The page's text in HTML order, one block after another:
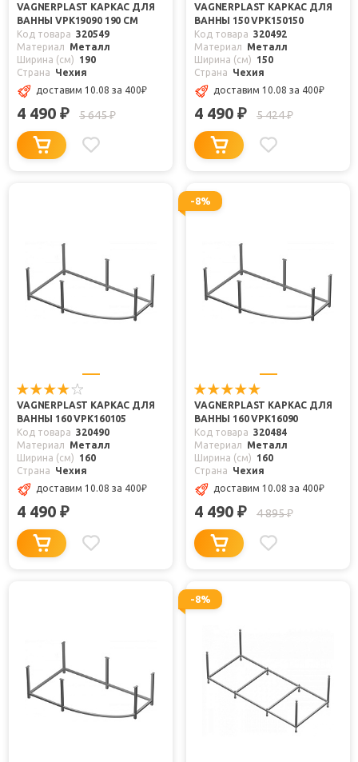
VAGNERPLAST КАРКАС ДЛЯ
ВАННЫ VPK19090 190 СМ
Код товара 320549
Материал
Металл
Ширина (см)
190
Страна
Чехия
доставим 10.08 за 400₽
4 490 ₽ 5 645₽
VAGNERPLAST КАРКАС ДЛЯ
ВАННЫ 150 VPK150150
Код товара 320492
Материал
Металл
Ширина (см)
150
Страна
Чехия
доставим 10.08 за 400₽
4 490 ₽ 5 424₽
VAGNERPLAST КАРКАС ДЛЯ
ВАННЫ 160 VPK160105
Код товара 320490
Материал
Металл
Ширина (см)
160
Страна
Чехия
доставим 10.08 за 400₽
4 490 ₽
-8%
VAGNERPLAST КАРКАС ДЛЯ
ВАННЫ 160 VPK16090
Код товара 320484
Материал
Металл
Ширина (см)
160
Страна
Чехия
доставим 10.08 за 400₽
4 490 ₽ 4 895₽
-8%